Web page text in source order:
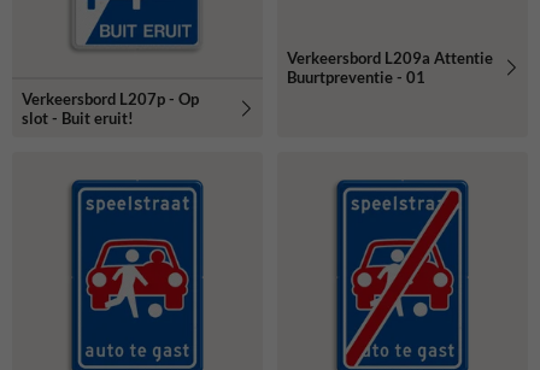
Verkeersbord L207p - Op
slot - Buit eruit!
Verkeersbord L209a Attentie
Buurtpreventie - 01